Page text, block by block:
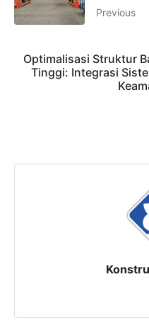
Previous
Optimalisasi Struktur
Tinggi: Integrasi